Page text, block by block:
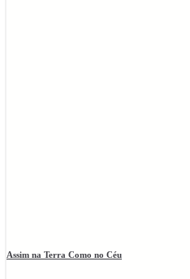
Assim na Terra Como no Céu